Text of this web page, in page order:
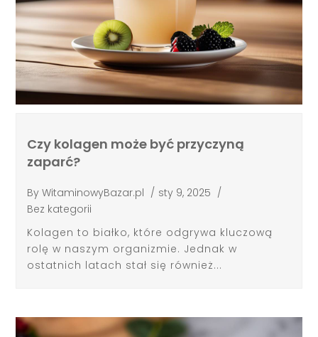
Czy kolagen może być przyczyną
zaparć?
ByWitaminowyBazar.pl / sty 9, 2025 /
Bez kategorii
Kolagen to białko, które odgrywa kluczową
rolę w naszym organizmie. Jednak w
ostatnich latach stał się również...